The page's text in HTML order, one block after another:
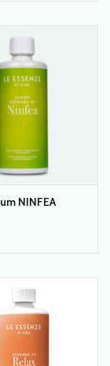
opgenomen
zonder
NINFEA